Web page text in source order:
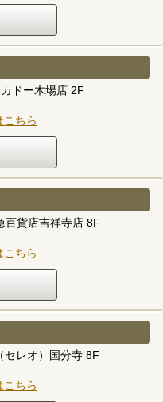
ドー木場店 2F
こちら
百貨店吉祥寺店 8F
こちら
セレオ）国分寺 8F
こちら